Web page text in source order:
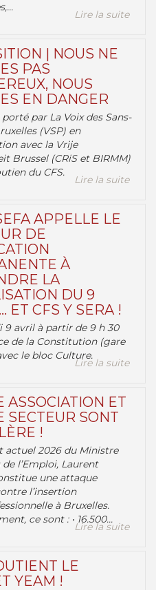
Lire la suite
| NOUS NE
PAS
NOUS
EN DANGER
par La Voix des Sans-
(VSP) en
avec la Vrije
Brussel (CRiS et BIRMM)
du CFS.
Lire la suite
APPELLE LE
DE
À
LA
DU 9
ET CFS Y SERA !
9 avril à partir de 9 h 30
de la Constitution (gare
le bloc Culture.
Lire la suite
ASSOCIATION ET
SECTEUR SONT
!
actuel 2026 du Ministre
l’Emploi, Laurent
une attaque
l’insertion
à Bruxelles.
ce sont : • 16.500...
Lire la suite
LE
YEAM !